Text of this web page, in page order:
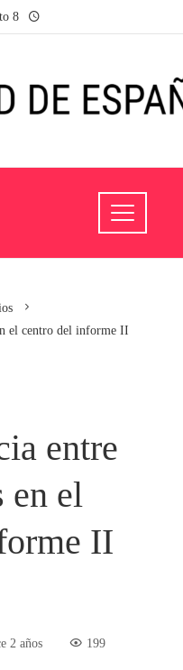
8
el centro del informe II
entre
en el
II
2 años 199